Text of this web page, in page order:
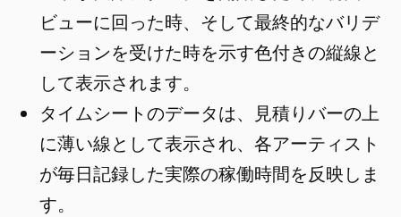
ビューに回った時、そして最終的なバリデ
ーションを受けた時を示す色付きの縦線と
して表示されます。
タイムシートのデータは、見積りバーの上
に薄い線として表示され、各アーティスト
が毎日記録した実際の稼働時間を反映しま
す。